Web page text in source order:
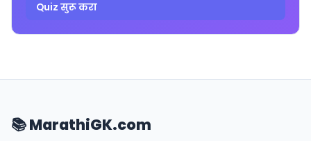
Quiz सुरू करा
📚 MarathiGK.com